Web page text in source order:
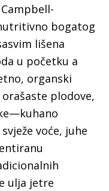
bogatog
lišena
u početku a
organski
plodove,
voće, juhe
ulja jetre